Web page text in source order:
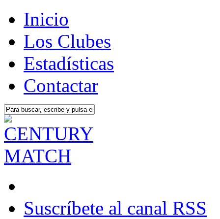
Inicio
Los Clubes
Estadísticas
Contactar
Suscríbete al canal RSS